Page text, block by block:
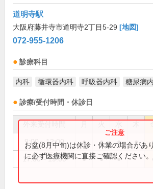
道明寺駅
大阪府藤井寺市道明寺2丁目5-29 [地図]
072-955-1206
診療科目
内科 循環器内科 呼吸器内科 糖尿病
診療/受付時間・休診日
9:00～12:00 ● ● ● ● ●
17:00～19:00 ● ● ●
お盆(8月中旬)は休診・休業の場合があ
に必ず医療機関に直接ご確認ください。